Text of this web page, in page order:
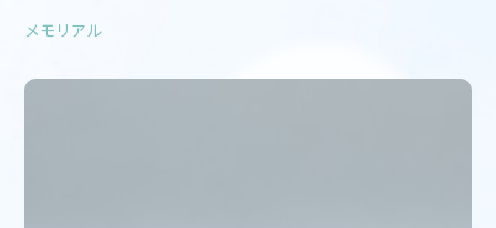
メモリアル